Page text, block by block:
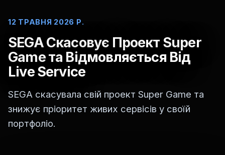
12 ТРАВНЯ 2026 Р.
SEGA Скасовує Проект Super
Game та Відмовляється Від
Live Service
SEGA скасувала свій проект Super Game та
знижує пріоритет живих сервісів у своїй
портфоліо.